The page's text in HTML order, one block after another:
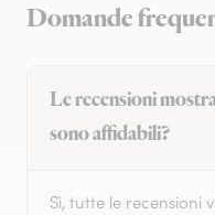
Domande
Le recensioni
sono affidabili?
Sì, tutte le recensioni